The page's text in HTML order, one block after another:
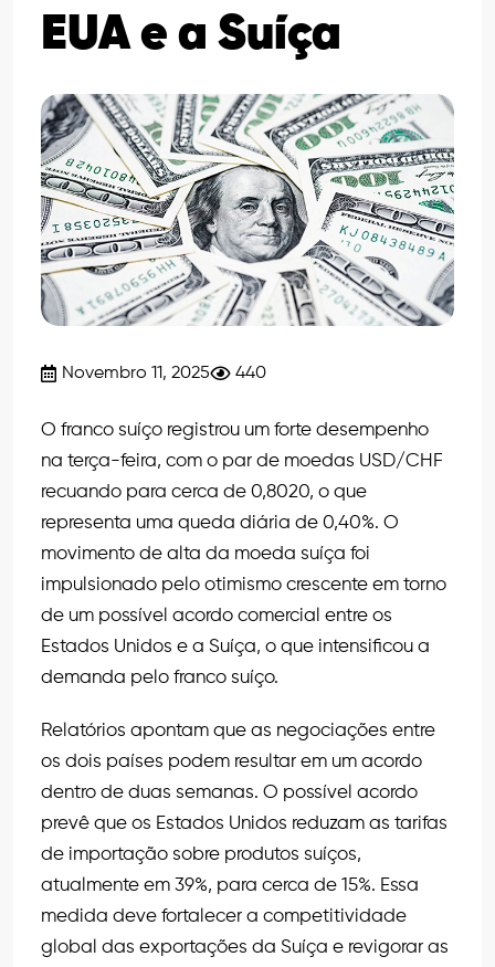
EUA e a Suíça
Novembro 11, 2025 440
O franco suíço registrou um forte desempenho
na terça-feira, com o par de moedas USD/CHF
recuando para cerca de 0,8020, o que
representa uma queda diária de 0,40%. O
movimento de alta da moeda suíça foi
impulsionado pelo otimismo crescente em torno
de um possível acordo comercial entre os
Estados Unidos e a Suíça, o que intensificou a
demanda pelo franco suíço.
Relatórios apontam que as negociações entre
os dois países podem resultar em um acordo
dentro de duas semanas. O possível acordo
prevê que os Estados Unidos reduzam as tarifas
de importação sobre produtos suíços,
atualmente em 39%, para cerca de 15%. Essa
medida deve fortalecer a competitividade
global das exportações da Suíça e revigorar as